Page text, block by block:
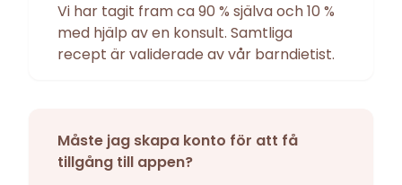
Vi har tagit fram ca 90 % själva och 10 %
med hjälp av en konsult. Samtliga
recept är validerade av vår barndietist.
Måste jag skapa konto för att få
tillgång till appen?